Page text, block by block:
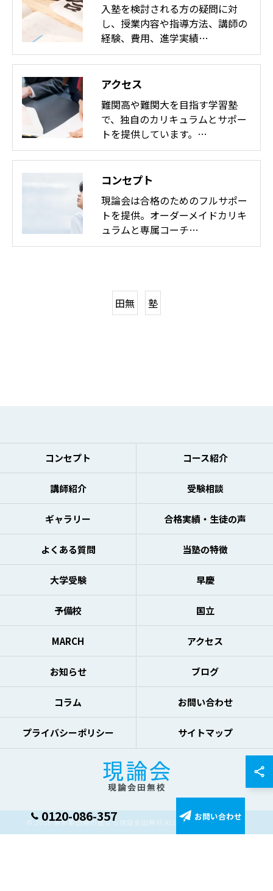
入塾を検討される方の疑問に対
し、授業内容や指導方法、講師の
経験、費用、進学実績…
アクセス
難関高や難関大を目指す学習塾
で、独自のカリキュラムとサポー
トを提供しています。…
コンセプト
現論会は合格のためのフルサポー
トを提供。オーダーメイドカリキ
ュラムと専属コーチ…
田無 塾
0120-086-357 お問い合わせ
コンセプト コース紹介
講師紹介 受験相談
ギャラリー 合格実績・生徒の声
よくある質問 当塾の特徴
大学受験 早慶
予備校 国立
MARCH アクセス
お知らせ ブログ
コラム お問い合わせ
プライバシーポリシー サイトマップ
© 2026 東京都田無の塾なら現論会田無校 ALL RIGHTS RESERVED.